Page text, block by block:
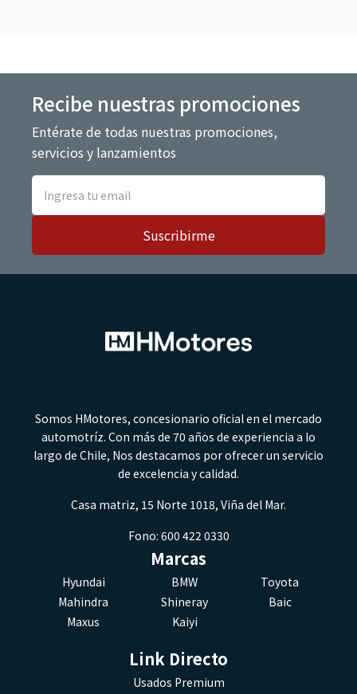
Recibe nuestras promociones
Entérate de todas nuestras promociones,
servicios y lanzamientos
Suscribirme
Somos HMotores, concesionario oficial en el mercado
automotríz. Con más de 70 años de experiencia a lo
largo de Chile, Nos destacamos por ofrecer un servicio
de excelencia y calidad.
Casa matriz, 15 Norte 1018, Viña del Mar.
Fono: 600 422 0330
Marcas
Hyundai BMW
Toyota
Mahindra
Shineray
Baic
Maxus
Kaiyi
Link Directo
Usados Premium